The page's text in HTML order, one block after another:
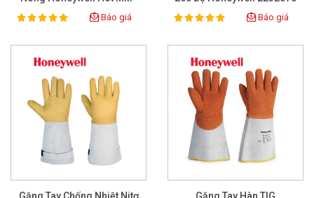
51-7147SP
Rating:
100% Báo giá Rating:
100% Báo giá